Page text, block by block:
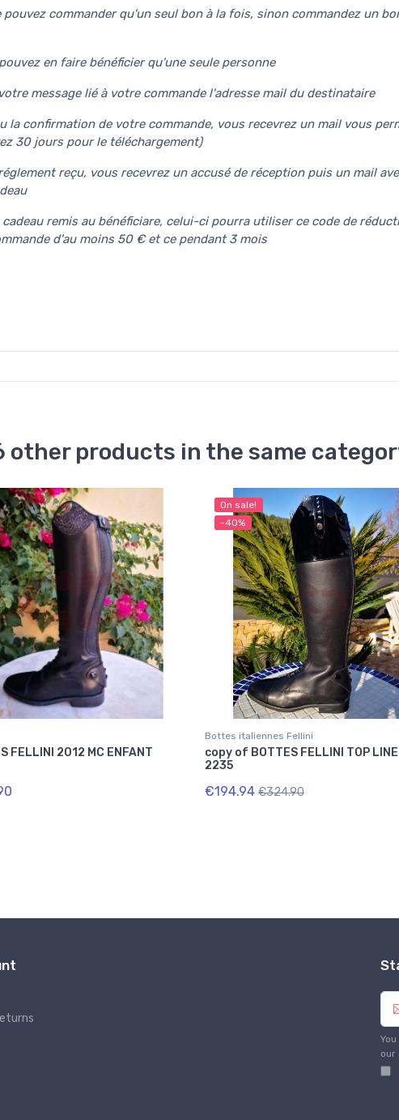
pouvez commander qu'un seul bon à la fois, sinon commandez un
faire bénéficier qu'une seule personne
message lié à votre commande l'adresse mail du destinataire
confirmation de votre commande, vous recevrez un mail vous
30 jours pour le téléchargement)
reçu, vous recevrez un accusé de réception puis un mail
remis au bénéficiare, celui-ci pourra utiliser ce code de
d'au moins 50 € et ce pendant 3 mois
other products in the same
FELLINI 2012 MC ENFANT
On sale!
-40%
Bottes italiennes Fellini
copy of BOTTES FELLINI TOP LINE
2235
€194.94 €324.90
our